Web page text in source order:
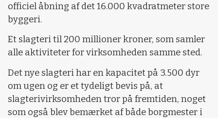
officiel åbning af det 16.000 kvadratmeter store
byggeri.
Et slagteri til 200 millioner kroner, som samler
alle aktiviteter for virksomheden samme sted.
Det nye slagteri har en kapacitet på 3.500 dyr
om ugen og er et tydeligt bevis på, at
slagterivirksomheden tror på fremtiden, noget
som også blev bemærket af både borgmester i